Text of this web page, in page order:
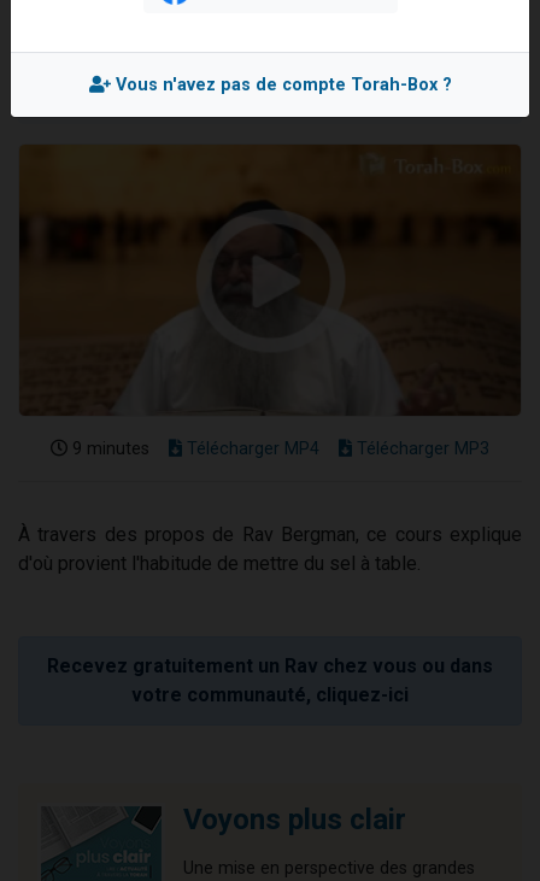
12 nouvelles musiques dans Torah-Box Music
Rav Eliahou UZAN
9 minutes Télécharger MP4 Télécharger MP3
À travers des propos de Rav Bergman, ce cours explique
d'où provient l'habitude de mettre du sel à table.
Recevez gratuitement un Rav chez vous ou dans
votre communauté, cliquez-ici
Voyons plus clair
Une mise en perspective des grandes
Vous n'avez pas de compte Torah-Box ?